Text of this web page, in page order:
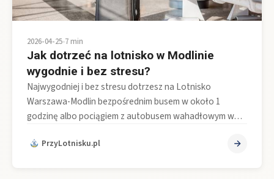
2026-04-25•7 min
Jak dotrzeć na lotnisko w Modlinie
wygodnie i bez stresu?
Najwygodniej i bez stresu dotrzesz na Lotnisko
Warszawa-Modlin bezpośrednim busem w około 1
godzinę albo pociągiem z autobusem wahadłowym w…
PrzyLotnisku.pl